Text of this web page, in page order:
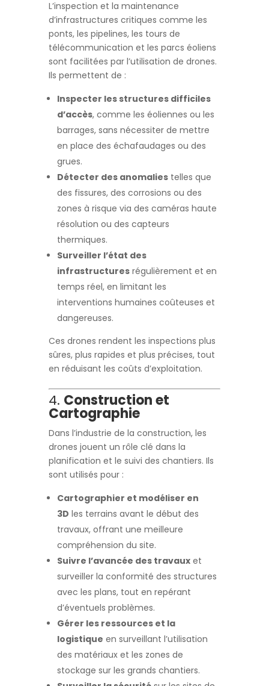
L’inspection et la maintenance
d’infrastructures critiques comme les
ponts, les pipelines, les tours de
télécommunication et les parcs éoliens
sont facilitées par l’utilisation de drones.
Ils permettent de :
Inspecter les structures difficiles
d’accès, comme les éoliennes ou les
barrages, sans nécessiter de mettre
en place des échafaudages ou des
grues.
Détecter des anomalies telles que
des fissures, des corrosions ou des
zones à risque via des caméras haute
résolution ou des capteurs
thermiques.
Surveiller l’état des
infrastructures régulièrement et en
temps réel, en limitant les
interventions humaines coûteuses et
dangereuses.
Ces drones rendent les inspections plus
sûres, plus rapides et plus précises, tout
en réduisant les coûts d’exploitation.
4. Construction et
Cartographie
Dans l’industrie de la construction, les
drones jouent un rôle clé dans la
planification et le suivi des chantiers. Ils
sont utilisés pour :
Cartographier et modéliser en
3D les terrains avant le début des
travaux, offrant une meilleure
compréhension du site.
Suivre l’avancée des travaux et
surveiller la conformité des structures
avec les plans, tout en repérant
d’éventuels problèmes.
Gérer les ressources et la
logistique en surveillant l’utilisation
des matériaux et les zones de
stockage sur les grands chantiers.